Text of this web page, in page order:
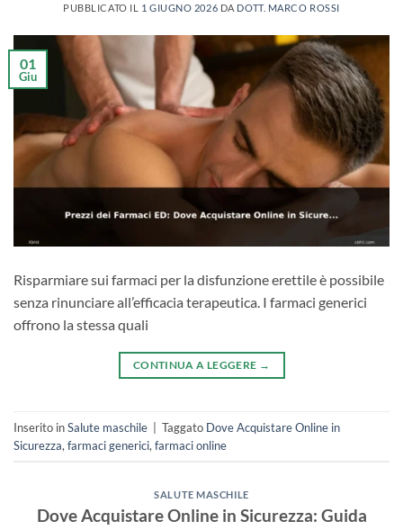
PUBBLICATO IL 1 GIUGNO 2026 DA DOTT. MARCO ROSSI
01
Giu
Risparmiare sui farmaci per la disfunzione erettile è possibile
senza rinunciare all’efficacia terapeutica. I farmaci generici
offrono la stessa quali
CONTINUA A LEGGERE →
Inserito inSalute maschile | Taggato Dove Acquistare Online in
Sicurezza, farmaci generici, farmaci online
SALUTE MASCHILE
Dove Acquistare Online in Sicurezza: Guida